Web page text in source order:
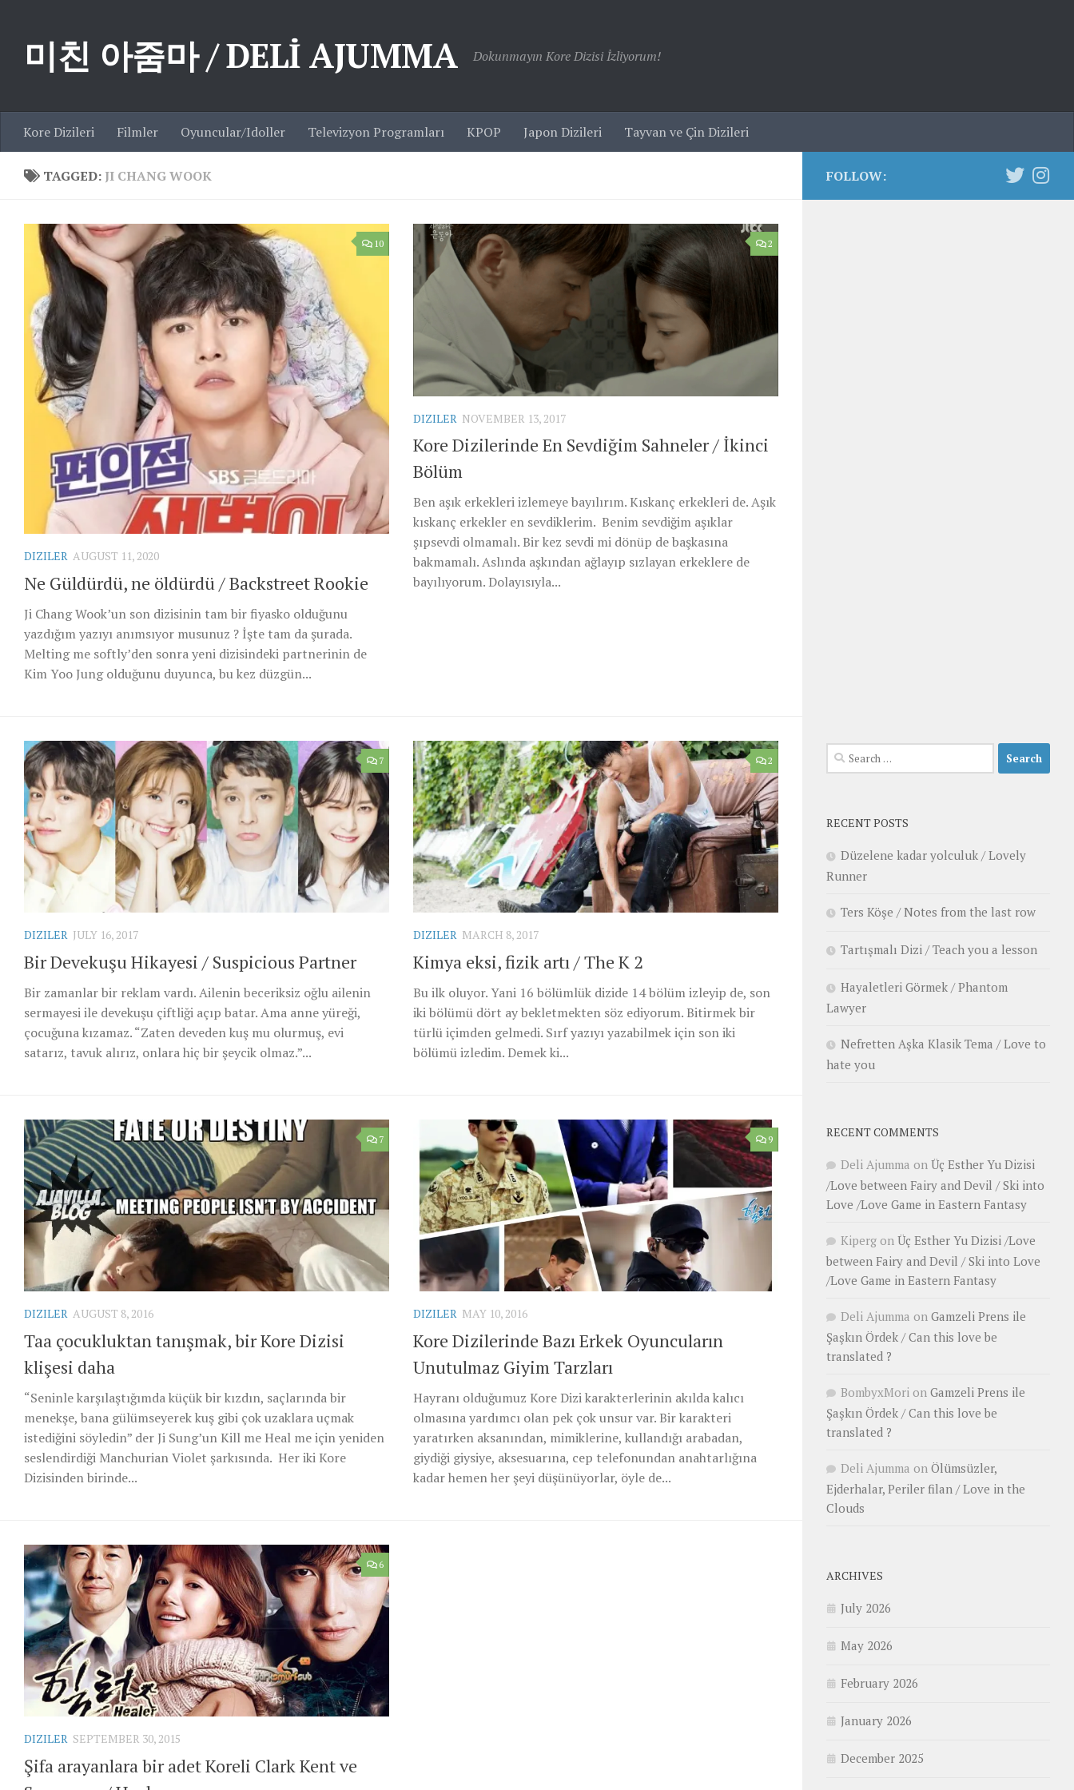
미친 아줌마 / DELİ AJUMMA Dokunmayın Kore Dizisi İzliyorum!
Kore Dizileri Filmler Oyuncular/Idoller Televizyon Programları KPOP Japon Dizileri Tayvan ve Çin Dizileri
TAGGED: JI CHANG WOOK
10
DIZILER AUGUST 11, 2020
Ne Güldürdü, ne öldürdü / Backstreet Rookie
Ji Chang Wook’un son dizisinin tam bir fiyasko olduğunu
yazdığım yazıyı anımsıyor musunuz ? İşte tam da şurada.
Melting me softly’den sonra yeni dizisindeki partnerinin de
Kim Yoo Jung olduğunu duyunca, bu kez düzgün...
2
DIZILER NOVEMBER 13, 2017
Kore Dizilerinde En Sevdiğim Sahneler / İkinci
Bölüm
Ben aşık erkekleri izlemeye bayılırım. Kıskanç erkekleri de. Aşık
kıskanç erkekler en sevdiklerim. Benim sevdiğim aşıklar
şıpsevdi olmamalı. Bir kez sevdi mi dönüp de başkasına
bakmamalı. Aslında aşkından ağlayıp sızlayan erkeklere de
bayılıyorum. Dolayısıyla...
7
DIZILER JULY 16, 2017
Bir Devekuşu Hikayesi / Suspicious Partner
Bir zamanlar bir reklam vardı. Ailenin beceriksiz oğlu ailenin
sermayesi ile devekuşu çiftliği açıp batar. Ama anne yüreği,
çocuğuna kızamaz. “Zaten deveden kuş mu olurmuş, evi
satarız, tavuk alırız, onlara hiç bir şeycik olmaz.”...
2
DIZILER MARCH 8, 2017
Kimya eksi, fizik artı / The K 2
Bu ilk oluyor. Yani 16 bölümlük dizide 14 bölüm izleyip de, son
iki bölümü dört ay bekletmekten söz ediyorum. Bitirmek bir
türlü içimden gelmedi. Sırf yazıyı yazabilmek için son iki
bölümü izledim. Demek ki...
7
DIZILER AUGUST 8, 2016
Taa çocukluktan tanışmak, bir Kore Dizisi
klişesi daha
“Seninle karşılaştığımda küçük bir kızdın, saçlarında bir
menekşe, bana gülümseyerek kuş gibi çok uzaklara uçmak
istediğini söyledin” der Ji Sung’un Kill me Heal me için yeniden
seslendirdiği Manchurian Violet şarkısında. Her iki Kore
Dizisinden birinde...
9
DIZILER MAY 10, 2016
Kore Dizilerinde Bazı Erkek Oyuncuların
Unutulmaz Giyim Tarzları
Hayranı olduğumuz Kore Dizi karakterlerinin akılda kalıcı
olmasına yardımcı olan pek çok unsur var. Bir karakteri
yaratırken aksanından, mimiklerine, kullandığı arabadan,
giydiği giysiye, aksesuarına, cep telefonundan anahtarlığına
kadar hemen her şeyi düşünüyorlar, öyle de...
6
DIZILER SEPTEMBER 30, 2015
Şifa arayanlara bir adet Koreli Clark Kent ve
FOLLOW:
Search
for:
RECENT POSTS
Düzelene kadar yolculuk / Lovely
Runner
Ters Köşe / Notes from the last row
Tartışmalı Dizi / Teach you a lesson
Hayaletleri Görmek / Phantom
Lawyer
Nefretten Aşka Klasik Tema / Love to
hate you
RECENT COMMENTS
Deli Ajumma on Üç Esther Yu Dizisi
/Love between Fairy and Devil / Ski into
Love /Love Game in Eastern Fantasy
Kiperg on Üç Esther Yu Dizisi /Love
between Fairy and Devil / Ski into Love
/Love Game in Eastern Fantasy
Deli Ajumma on Gamzeli Prens ile
Şaşkın Ördek / Can this love be
translated ?
BombyxMori on Gamzeli Prens ile
Şaşkın Ördek / Can this love be
translated ?
Deli Ajumma on Ölümsüzler,
Ejderhalar, Periler filan / Love in the
Clouds
ARCHIVES
July 2026
May 2026
February 2026
January 2026
December 2025